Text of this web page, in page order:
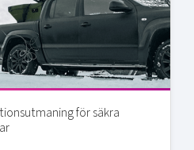
för säkra